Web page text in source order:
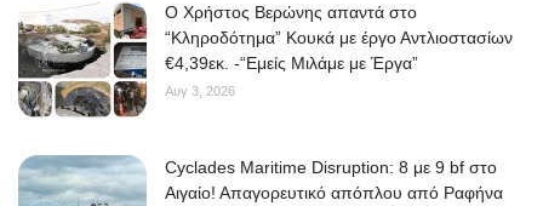
O Χρήστος Βερώνης απαντά στο
“Κληροδότημα” Κουκά με έργο Αντλιοστασίων
€4,39εκ. -“Εμείς Μιλάμε με Έργα”
Αυγ 3, 2026
Cyclades Maritime Disruption: 8 με 9 bf στο
Αιγαίο! Απαγορευτικό απόπλου από Ραφήνα